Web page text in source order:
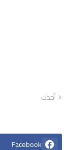
أحدث
Facebook